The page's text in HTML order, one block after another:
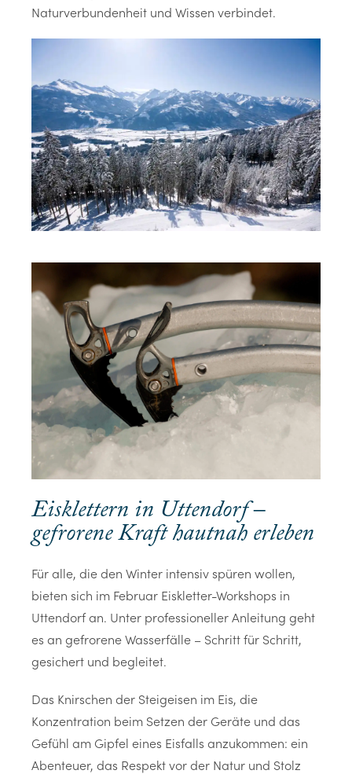
Naturverbundenheit und Wissen verbindet.
Eisklettern in Uttendorf –
gefrorene Kraft hautnah erleben
Für alle, die den Winter intensiv spüren wollen,
bieten sich im Februar Eiskletter-Workshops in
Uttendorf an. Unter professioneller Anleitung geht
es an gefrorene Wasserfälle – Schritt für Schritt,
gesichert und begleitet.
Das Knirschen der Steigeisen im Eis, die
Konzentration beim Setzen der Geräte und das
Gefühl am Gipfel eines Eisfalls anzukommen: ein
Abenteuer, das Respekt vor der Natur und Stolz